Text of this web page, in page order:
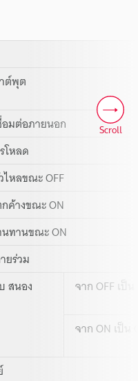
ต์พุต
อมต่อภายนอก
โหลด
ไหลขณะ OFF
ค้างขณะ ON
ทานขณะ ON
ยร่วม
สนอง
จาก OFF เป็
จาก ON เป็น
Scroll